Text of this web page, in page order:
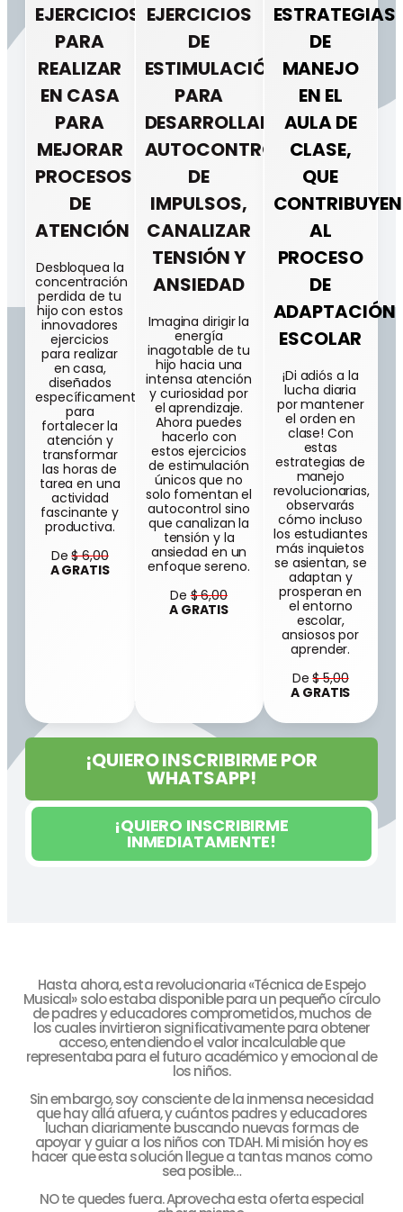
EJERCICIOS
PARA
REALIZAR
EN CASA
PARA
MEJORAR
PROCESOS
DE
ATENCIÓN
Desbloquea la
concentración
perdida de tu
hijo con estos
innovadores
ejercicios
para realizar
en casa,
diseñados
específicamente
para
fortalecer la
atención y
transformar
las horas de
tarea en una
actividad
fascinante y
productiva.
De$ 6,00
A GRATIS
EJERCICIOS
DE
ESTIMULACIÓN
PARA
DESARROLLAR
AUTOCONTROL
DE
IMPULSOS,
CANALIZAR
TENSIÓN Y
ANSIEDAD
Imagina dirigir la
energía
inagotable de tu
hijo hacia una
intensa atención
y curiosidad por
el aprendizaje.
Ahora puedes
hacerlo con
estos ejercicios
de estimulación
únicos que no
solo fomentan el
autocontrol sino
que canalizan la
tensión y la
ansiedad en un
enfoque sereno.
De$ 6,00
A GRATIS
ESTRATEGIAS
DE
MANEJO
EN EL
AULA DE
CLASE,
QUE
CONTRIBUYEN
AL
PROCESO
DE
ADAPTACIÓN
ESCOLAR
¡Di adiós a la
lucha diaria
por mantener
el orden en
clase! Con
estas
estrategias de
manejo
revolucionarias,
observarás
cómo incluso
los estudiantes
más inquietos
se asientan, se
adaptan y
prosperan en
el entorno
escolar,
ansiosos por
aprender.
De$ 5,00
A GRATIS
¡QUIERO INSCRIBIRME POR
WHATSAPP!
¡QUIERO INSCRIBIRME
INMEDIATAMENTE!
Hasta ahora, esta revolucionaria «Técnica de Espejo
Musical» solo estaba disponible para un pequeño círculo
de padres y educadores comprometidos, muchos de
los cuales invirtieron significativamente para obtener
acceso, entendiendo el valor incalculable que
representaba para el futuro académico y emocional de
los niños.
Sin embargo, soy consciente de la inmensa necesidad
que hay allá afuera, y cuántos padres y educadores
luchan diariamente buscando nuevas formas de
apoyar y guiar a los niños con TDAH. Mi misión hoy es
hacer que esta solución llegue a tantas manos como
sea posible…
NO te quedes fuera. Aprovecha esta oferta especial